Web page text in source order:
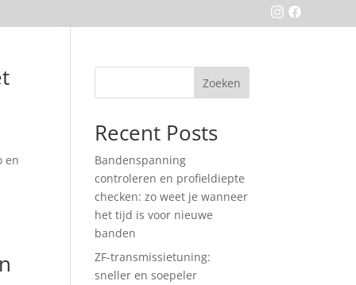
en
Zoeken
Recent Posts
Bandenspanning
controleren en profieldiepte
checken: zo weet je wanneer
het tijd is voor nieuwe
banden
ZF-transmissietuning:
sneller en soepeler